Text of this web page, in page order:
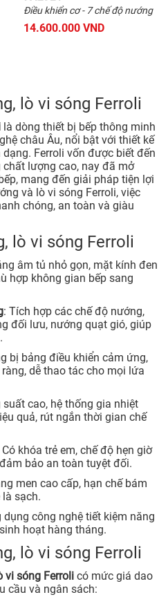
Điều khiển cơ - 7 chế độ nướng
14.600.000 VND
lò vi sóng Ferroli
là dòng thiết bị bếp thông minh
châu Âu, nổi bật với thiết kế
Ferroli vốn được biết đến
lượng cao, nay đã mở
mang đến giải pháp tiện lợi
và lò vi sóng Ferroli, việc
chóng, an toàn và giàu
lò vi sóng Ferroli
âm tủ nhỏ gọn, mặt kính đen
hợp không gian bếp sang
: Tích hợp các chế độ nướng,
đối lưu, nướng quạt gió, giúp
bị bảng điều khiển cảm ứng,
dễ thao tác cho mọi lứa
suất cao, hệ thống gia nhiệt
quả, rút ngắn thời gian chế
Có khóa trẻ em, chế độ hẹn giờ
bảo an toàn tuyệt đối.
men cao cấp, hạn chế bám
là sạch.
dụng công nghệ tiết kiệm năng
hoạt hàng tháng.
lò vi sóng Ferroli
vi sóng Ferroli có mức giá dao
cầu và ngân sách: